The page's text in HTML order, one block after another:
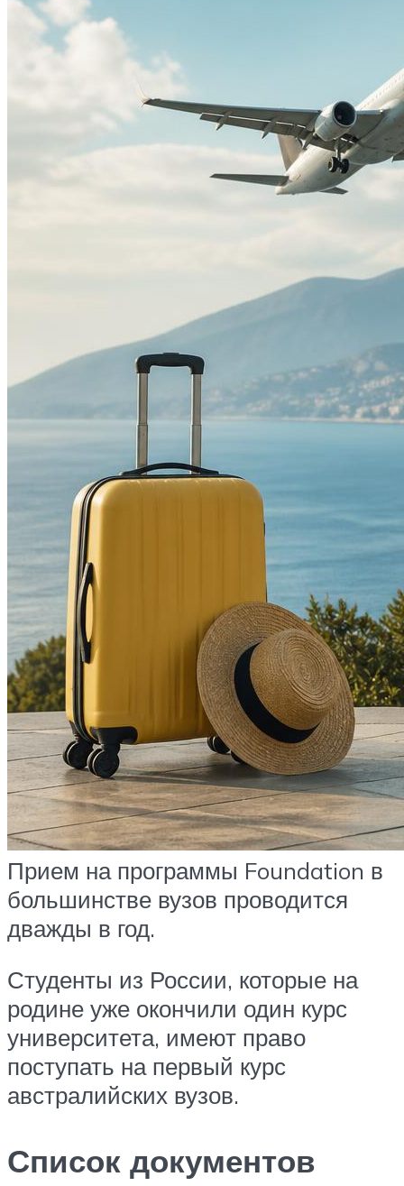
Прием на программы Foundation в
большинстве вузов проводится
дважды в год.
Студенты из России, которые на
родине уже окончили один курс
университета, имеют право
поступать на первый курс
австралийских вузов.
Список документов